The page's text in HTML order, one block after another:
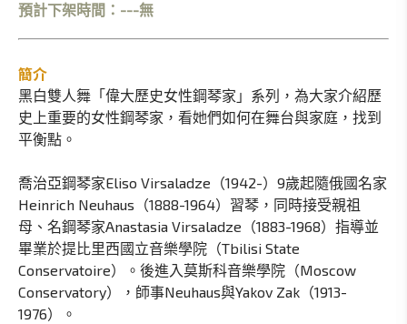
預計下架時間：---無
簡介
黑白雙人舞「偉大歷史女性鋼琴家」系列，為大家介紹歷
史上重要的女性鋼琴家，看她們如何在舞台與家庭，找到
平衡點。
喬治亞鋼琴家Eliso Virsaladze（1942-）9歲起隨俄國名家
Heinrich Neuhaus（1888-1964）習琴，同時接受親祖
母、名鋼琴家Anastasia Virsaladze（1883-1968）指導並
畢業於提比里西國立音樂學院（Tbilisi State
Conservatoire）。後進入莫斯科音樂學院（Moscow
Conservatory），師事Neuhaus與Yakov Zak（1913-
1976）。